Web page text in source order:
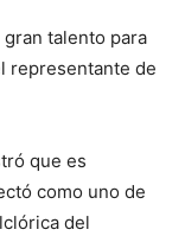
talento para
representante de
que es
como uno de
del